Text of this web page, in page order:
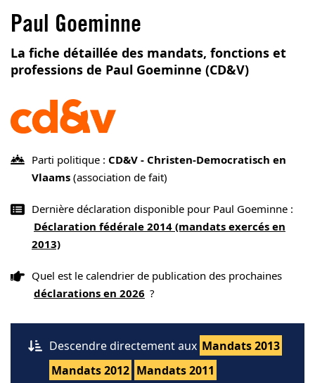
Paul Goeminne
La fiche détaillée des mandats, fonctions et
professions de Paul Goeminne (CD&V)
Parti politique : CD&V - Christen-Democratisch en
Vlaams (association de fait)
Dernière déclaration disponible pour Paul Goeminne :
Déclaration fédérale 2014 (mandats exercés en
2013)
Quel est le calendrier de publication des prochaines
déclarations en 2026 ?
Descendre directement aux Mandats 2013
Mandats 2012 Mandats 2011